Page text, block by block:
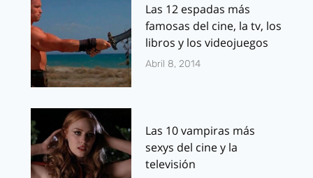
Las 12 espadas más
famosas del cine, la tv, los
libros y los videojuegos
Abril 8, 2014
Las 10 vampiras más
sexys del cine y la
televisión